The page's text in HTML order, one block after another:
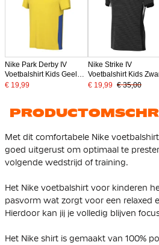
Nike Park Derby IV
Voetbalshirt Kids Geel
Blauw Zwart
€ 19,99
Nike Strike IV
Voetbalshirt Kids
Grijs
€ 19,99 € 35,00
Met dit comfortabele Nike
goed uitgerust om optimaal te
volgende wedstrijd of training.
Het Nike voetbalshirt voor kinderen
pasvorm wat zorgt voor een relaxed
Hierdoor kan jij je volledig blijven
Het Nike shirt is gemaakt van 100%